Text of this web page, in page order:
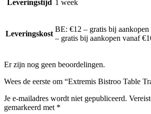
Leveringstijd 1 week
Leveringskost
BE: €12 – gratis bij
– gratis bij aankopen vanaf
Er zijn nog geen beoordelingen.
Wees de eerste om “Extremis Bistroo Table
Je e-mailadres wordt niet gepubliceerd.
gemarkeerd met *